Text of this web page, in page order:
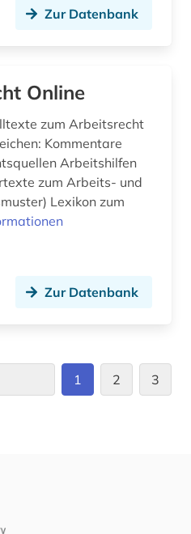
Zur Datenbank
Online
zum Arbeitsrecht
Kommentare
Arbeitshilfen
zum Arbeits- und
Lexikon zum
Zur Datenbank
1 2 3